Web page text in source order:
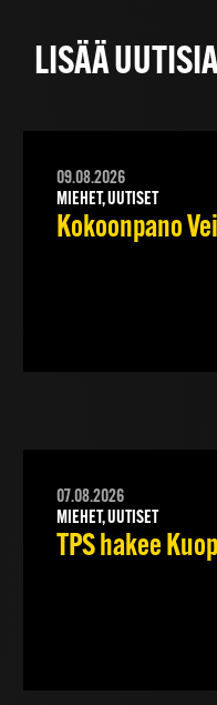
LISÄÄ
09.08.2026
MIEHET, UUTISET
Kokoonpano
07.08.2026
MIEHET, UUTISET
TPS hakee